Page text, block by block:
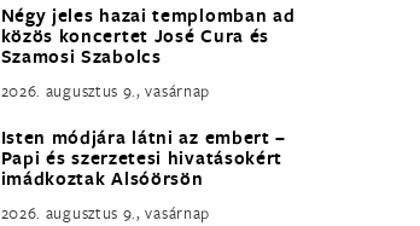
Négy jeles hazai templomban ad
közös koncertet José Cura és
Szamosi Szabolcs
2026. augusztus 9., vasárnap
Isten módjára látni az embert –
Papi és szerzetesi hivatásokért
imádkoztak Alsóörsön
2026. augusztus 9., vasárnap